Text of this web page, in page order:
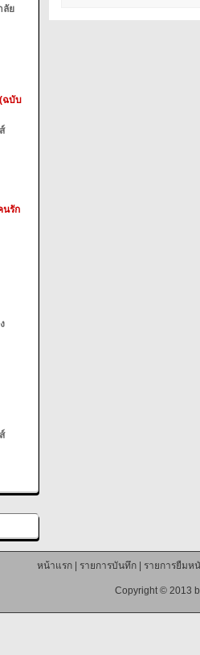
ลัย
ฉบับ
นรัก
หน้าแรก| รายการบันทึก| รายการยืมห
Copyright © 2013